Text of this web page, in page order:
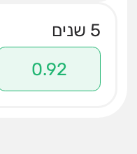
5 שנים
0.92